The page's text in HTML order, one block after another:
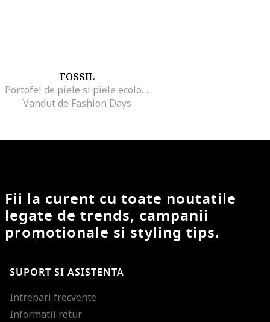
FOSSIL
Portofel de piele si piele ecologica cu aspect de piele de crocodil Andrew
Vandut de Fashion Days
Fii la curent cu toate noutatile
legate de trends, campanii
promotionale si styling tips.
SUPORT SI ASISTENTA
Intrebari frecvente
Informatii retur